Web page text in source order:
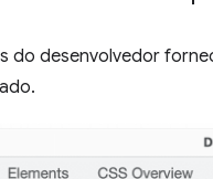
do desenvolvedor